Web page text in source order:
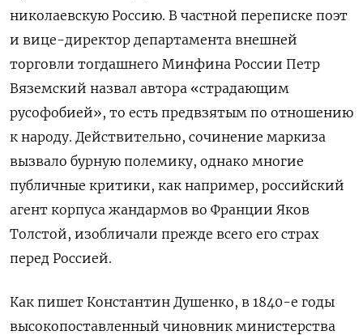
николаевскую Россию. В частной переписке поэт
и вице-директор департамента внешней
торговли тогдашнего Минфина России Петр
Вяземский назвал автора «страдающим
русофобией», то есть предвзятым по отношению
к народу. Действительно, сочинение маркиза
вызвало бурную полемику, однако многие
публичные критики, как например, российский
агент корпуса жандармов во Франции Яков
Толстой, изобличали прежде всего его страх
перед Россией.
Как пишет Константин Душенко, в 1840-е годы
высокопоставленный чиновник министерства